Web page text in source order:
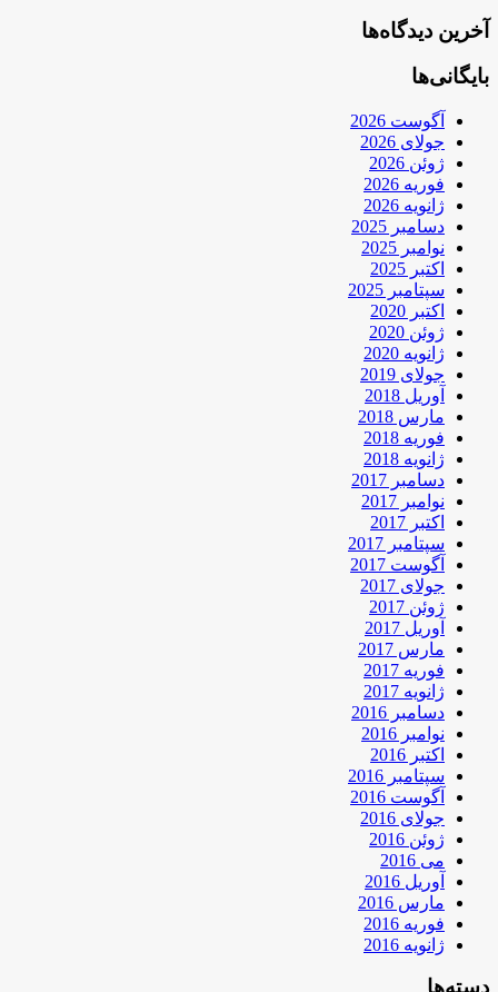
آخرین دیدگاه‌ها
بایگانی‌ها
آگوست 2026
جولای 2026
ژوئن 2026
فوریه 2026
ژانویه 2026
دسامبر 2025
نوامبر 2025
اکتبر 2025
سپتامبر 2025
اکتبر 2020
ژوئن 2020
ژانویه 2020
جولای 2019
آوریل 2018
مارس 2018
فوریه 2018
ژانویه 2018
دسامبر 2017
نوامبر 2017
اکتبر 2017
سپتامبر 2017
آگوست 2017
جولای 2017
ژوئن 2017
آوریل 2017
مارس 2017
فوریه 2017
ژانویه 2017
دسامبر 2016
نوامبر 2016
اکتبر 2016
سپتامبر 2016
آگوست 2016
جولای 2016
ژوئن 2016
می 2016
آوریل 2016
مارس 2016
فوریه 2016
ژانویه 2016